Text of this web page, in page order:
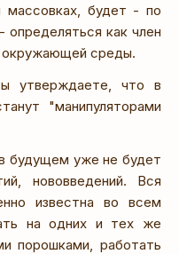
массовках, будет - по
как член
окружающей среды.
утверждаете, что в
"манипуляторами
будущем уже не будет
нововведений. Вся
известна во всем
на одних и тех же
порошками, работать